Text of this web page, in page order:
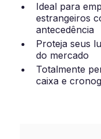
Ideal para
estrangeiros
antecedência
Proteja seus
do mercado
Totalmente
caixa e